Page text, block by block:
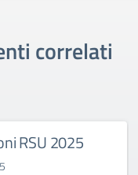
correlati
RSU 2025